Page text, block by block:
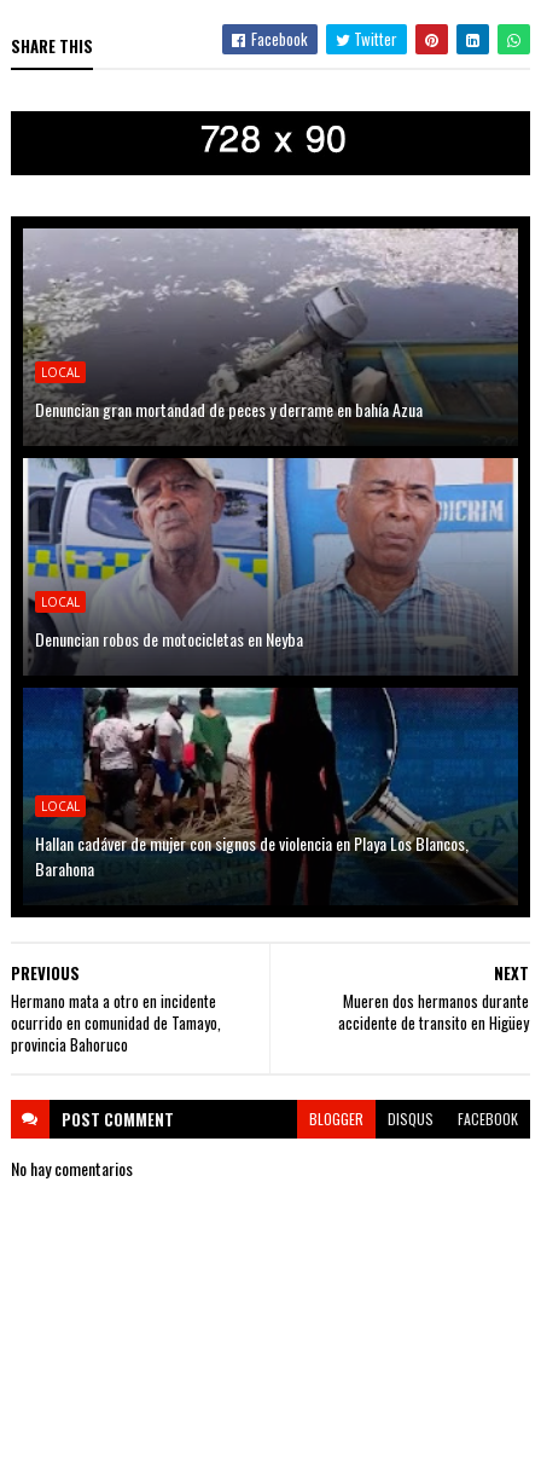
SHARE THIS Facebook Twitter
LOCAL
Denuncian gran mortandad de peces y derrame en bahía Azua
LOCAL
Denuncian robos de motocicletas en Neyba
LOCAL
Hallan cadáver de mujer con signos de violencia en Playa Los Blancos,
Barahona
NEXT
Mueren dos hermanos durante
accidente de transito en Higüey
PREVIOUS
Hermano mata a otro en incidente
ocurrido en comunidad de Tamayo,
provincia Bahoruco
POST COMMENT BLOGGER DISQUS FACEBOOK
No hay comentarios